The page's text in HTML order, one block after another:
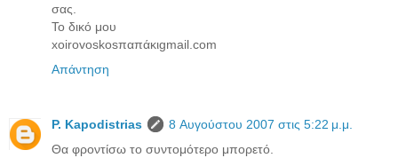
σας.
Το δικό μου
xoirovoskosπαπάκιgmail.com
Απάντηση
P. Kapodistrias
8 Αυγούστου 2007 στις 5:22 μ.μ.
Θα φροντίσω το συντομότερο μπορετό.